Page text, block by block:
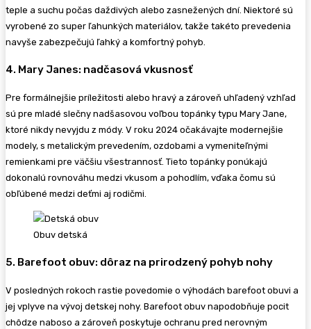
teple a suchu počas daždivých alebo zasnežených dní. Niektoré sú
vyrobené zo super ľahunkých materiálov, takže takéto prevedenia
navyše zabezpečujú ľahký a komfortný pohyb.
4. Mary Janes: nadčasová vkusnosť
Pre formálnejšie príležitosti alebo hravý a zároveň uhľadený vzhľad
sú pre mladé slečny nadšasovou voľbou topánky typu Mary Jane,
ktoré nikdy nevyjdu z módy. V roku 2024 očakávajte modernejšie
modely, s metalickým prevedením, ozdobami a vymeniteľnými
remienkami pre väčšiu všestrannosť. Tieto topánky ponúkajú
dokonalú rovnováhu medzi vkusom a pohodlím, vďaka čomu sú
obľúbené medzi deťmi aj rodičmi.
Obuv detská
5. Barefoot obuv: dôraz na prirodzený pohyb nohy
V posledných rokoch rastie povedomie o výhodách barefoot obuvi a
jej vplyve na vývoj detskej nohy. Barefoot obuv napodobňuje pocit
chôdze naboso a zároveň poskytuje ochranu pred nerovným